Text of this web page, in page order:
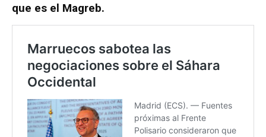
que es el Magreb.